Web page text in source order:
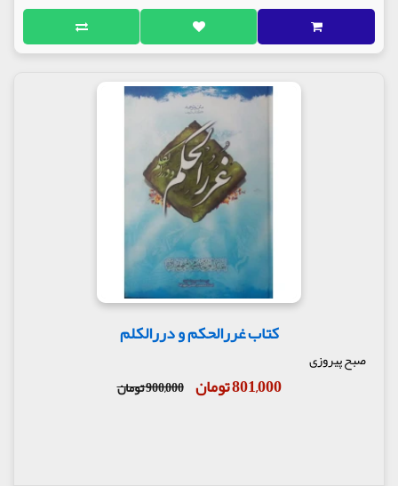
کتاب غررالحکم و دررالکلم
صبح پیروزی
801,000 تومان 900,000 تومان